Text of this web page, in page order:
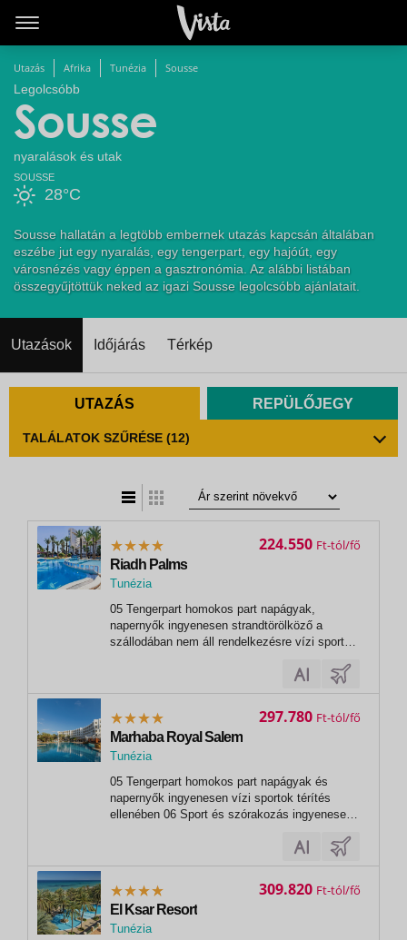
Utazás Afrika Tunézia Sousse
Legolcsóbb
Sousse
nyaralások és utak
28°C
SOUSSE
Sousse hallatán a legtöbb embernek utazás kapcsán általában
eszébe jut egy nyaralás, egy tengerpart, egy hajóút, egy
városnézés vagy éppen a gasztronómia. Az alábbi listában
összegyűjtöttük neked az igazi Sousse legolcsóbb ajánlatait.
Utazások Időjárás Térkép
UTAZÁS REPÜLŐJEGY
TALÁLATOK SZŰRÉSE (12)
Riadh Palms
Tunézia
Sousse
05 Tengerpart homokos part napágyak,
napernyők ingyenesen strandtörölköző a
szállodában nem áll rendelkezésre vízi sportok
ingyenesen animációs programok alkalmanként
esti műsorok strandröplabda darts fitneszterem
224.550 Ft
Marhaba Royal Salem
Tunézia
Sousse
05 Tengerpart homokos part napágyak és
napernyők ingyenesen vízi sportok térítés
ellenében 06 Sport és szórakozás ingyenesen
asztalitenisz 07 Sport és szórakozás térítés
ellenében wellness-részleg (belépés 18 éves
fitneszterem...
297.780 Ft
El Ksar Resort
Tunézia
309.820 Ft